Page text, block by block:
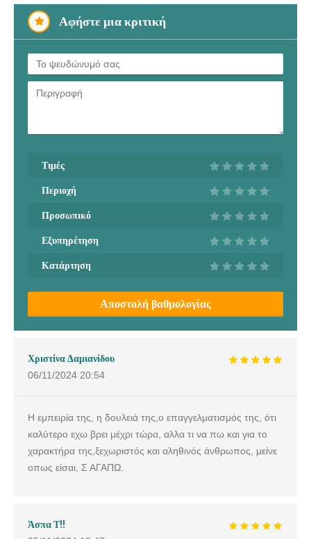
Αφήστε μια κριτική
Τιμές
Περιοχή
Προσωπικό
Εξυπηρέτηση
Κατάρτηση
Αποστολή βαθμολογίας
Χριστίνα Δαμιανίδου
06/11/2024 20:54
Η εμπειρία της, η δουλειά της,ο επαγγελματισμός της, ότι
καλύτερο εχω βρει μέχρι τώρα, αλλα τι να πω και για το
χαρακτήρα της,ξεχωριστός και αληθινός άνθρωπος, μείνε
οπως είσαι, Σ ΑΓΑΠΩ.
Άσπα Τ!!